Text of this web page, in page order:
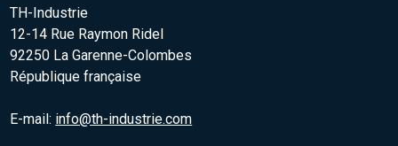
TH-Industrie
12-14 Rue Raymon Ridel
92250 La Garenne-Colombes
République française
E-mail: info@th-industrie.com